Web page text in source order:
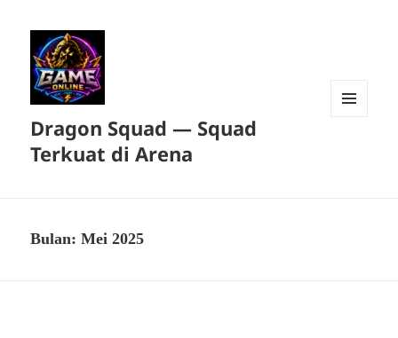
Dragon Squad — Squad
Terkuat di Arena
Bulan:Mei 2025